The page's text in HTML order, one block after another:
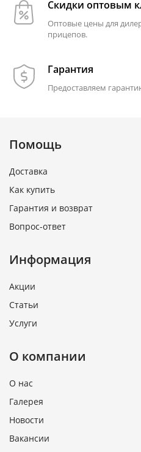
Скидки оптовым
Оптовые цены для
прицепов.
Гарантия
Предоставляем
Помощь
Доставка
Как купить
Гарантия и возврат
Вопрос-ответ
Информация
Акции
Статьи
Услуги
О компании
О нас
Галерея
Новости
Вакансии